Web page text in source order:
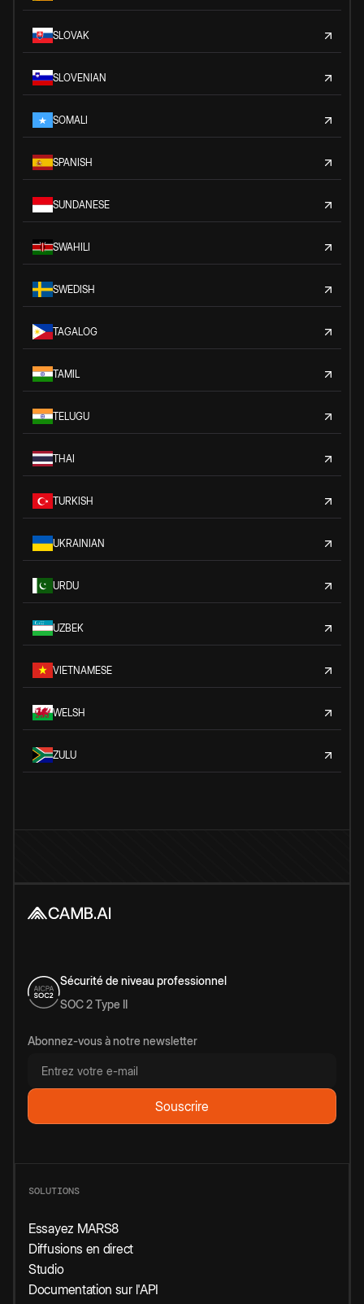
SLOVAK
SLOVENIAN
SOMALI
SPANISH
SUNDANESE
SWAHILI
SWEDISH
TAGALOG
TAMIL
TELUGU
THAI
TURKISH
UKRAINIAN
URDU
UZBEK
VIETNAMESE
WELSH
ZULU
Sécurité de niveau professionnel
SOC 2 Type II
Abonnez-vous à notre newsletter
SOLUTIONS
Essayez MARS8
Diffusions en direct
Studio
Documentation sur l'API